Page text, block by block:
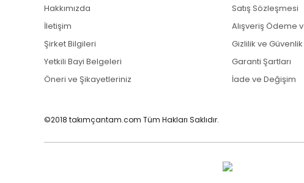
Hakkımızda
İletişim
Şirket Bilgileri
Yetkili Bayi Belgeleri
Öneri ve Şikayetleriniz
Satış Sözleşmesi
Alışveriş Ödeme
Gizlilik ve Güvenlik
Garanti Şartları
İade ve Değişim
©2018 takımçantam.com Tüm Hakları Saklıdır.